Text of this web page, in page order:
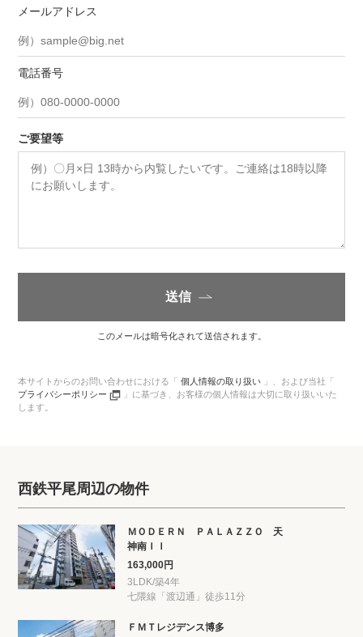
メールアドレス
電話番号
ご要望等
送信
このメールは暗号化されて送信されます。
本サイトからのお問い合わせにおける「個人情報の取り扱い 」、 および当社「
プライバシーポリシー
」に基づき、 お客様の個人情報は大切に取り扱いいた
します。
西鉄平尾周辺の物件
ＭＯＤＥＲＮ ＰＡＬＡＺＺＯ 天
神南ＩＩ
163,000円
3LDK/築4年
七隈線「渡辺通」徒歩11分
ＦＭＴレジデンス博多